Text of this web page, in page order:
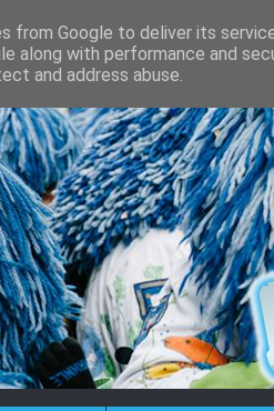
from Google to deliver its
along with performance and
and address abuse.